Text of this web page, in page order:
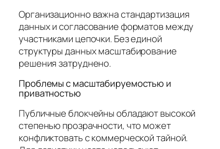
Организационно важна стандартизация
данных и согласование форматов между
участниками цепочки. Без единой
структуры данных масштабирование
решения затруднено.
Проблемы с масштабируемостью и
приватностью
Публичные блокчейны обладают высокой
степенью прозрачности, что может
конфликтовать с коммерческой тайной.